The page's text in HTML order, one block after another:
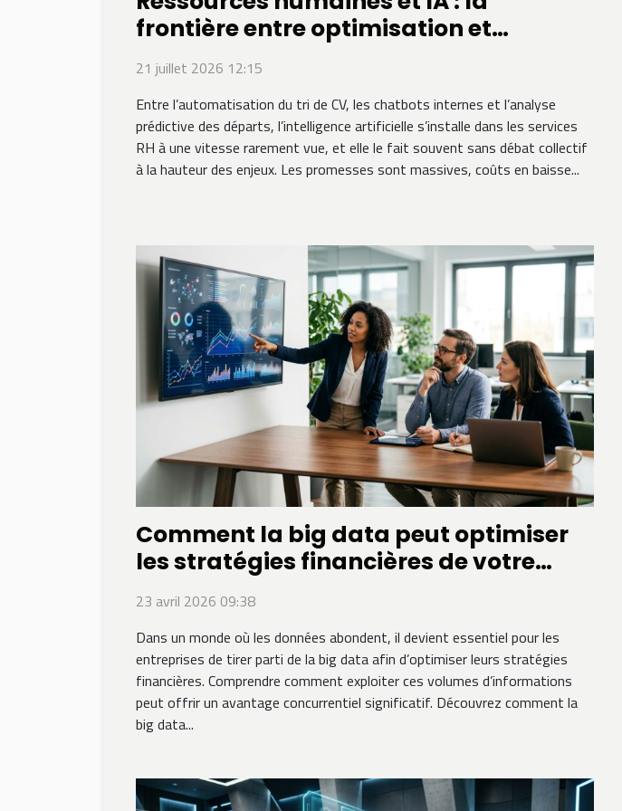
frontière entre optimisation et
déshumanisation
21 juillet 2026 12:15
Entre l’automatisation du tri de CV, les chatbots internes et l’analyse
prédictive des départs, l’intelligence artificielle s’installe dans les services
RH à une vitesse rarement vue, et elle le fait souvent sans débat collectif
à la hauteur des enjeux. Les promesses sont massives, coûts en baisse...
Comment la big data peut optimiser
les stratégies financières de votre
entreprise ?
23 avril 2026 09:38
Dans un monde où les données abondent, il devient essentiel pour les
entreprises de tirer parti de la big data afin d’optimiser leurs stratégies
financières. Comprendre comment exploiter ces volumes d’informations
peut offrir un avantage concurrentiel significatif. Découvrez comment la
big data...